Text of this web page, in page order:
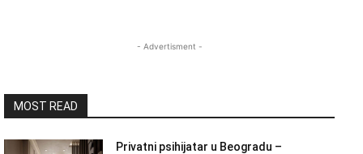
- Advertisment -
MOST READ
Privatni psihijatar u Beogradu –